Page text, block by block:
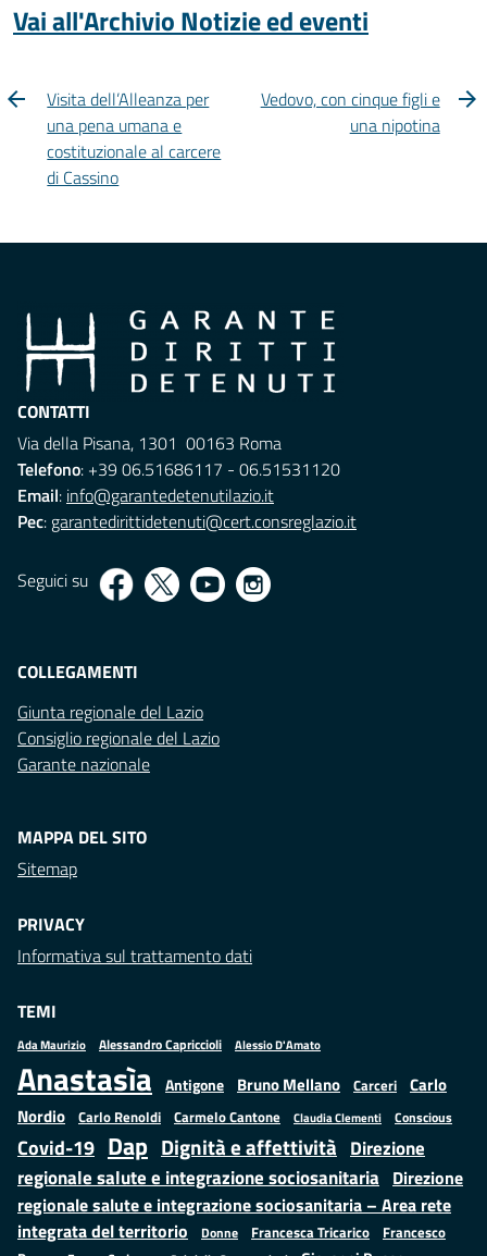
Vai all'Archivio Notizie ed eventi
Visita dell’Alleanza per
una pena umana e
costituzionale al carcere
di Cassino
Vedovo, con cinque figli e
una nipotina
CONTATTI
Via della Pisana, 1301 00163 Roma
Telefono: +39 06.51686117 - 06.51531120
Email: info@garantedetenutilazio.it
Pec: garantedirittidetenuti@cert.consreglazio.it
Seguici su
COLLEGAMENTI
Giunta regionale del Lazio
Consiglio regionale del Lazio
Garante nazionale
MAPPA DEL SITO
Sitemap
PRIVACY
Informativa sul trattamento dati
TEMI
Ada Maurizio Alessandro Capriccioli Alessio D'Amato
Anastasìa Antigone Bruno Mellano Carceri
Carlo
Nordio Carlo Renoldi Carmelo Cantone Claudia Clementi Conscious
Covid-19 Dap Dignità e affettività Direzione
regionale salute e integrazione sociosanitaria Direzione
regionale salute e integrazione sociosanitaria – Area rete
integrata del territorio
Donne Francesca Tricarico
Francesco